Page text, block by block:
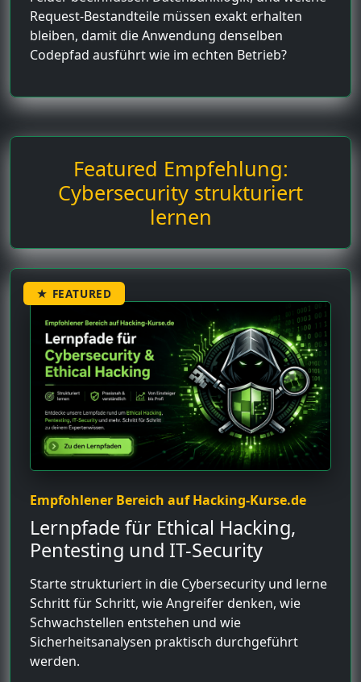
Request-Bestandteile müssen exakt erhalten
bleiben, damit die Anwendung denselben
Codepfad ausführt wie im echten Betrieb?
Featured Empfehlung:
Cybersecurity strukturiert
lernen
★ FEATURED
Empfohlener Bereich auf Hacking-Kurse.de
Lernpfade für Ethical Hacking,
Pentesting und IT-Security
Starte strukturiert in die Cybersecurity und lerne
Schritt für Schritt, wie Angreifer denken, wie
Schwachstellen entstehen und wie
Sicherheitsanalysen praktisch durchgeführt
werden.